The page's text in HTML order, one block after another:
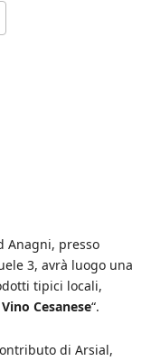
Anagni, presso
3, avrà luogo una
tipici locali,
Cesanese“.
di Arsial,